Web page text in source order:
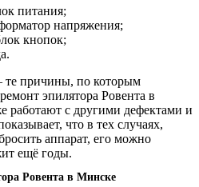
ЭПИЛЯТОРОВ
ЦЕНТРОВ
АКУСТИКИ
КИНОТЕАТРОВ
СИСТЕМ
КНИГ
ШТРИХ-КОДОВ
питания;
напряжения;
кнопок;
те причины, по которым
эпилятора Ровента в
работают с другими дефектами и
что в тех случаях,
аппарат, его можно
ещё годы.
Ровента в Минске